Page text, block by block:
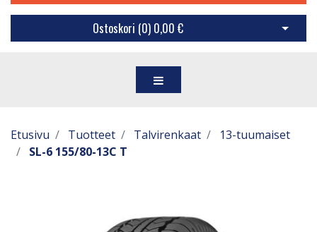
Ostoskori (0) 0,00 € Avaa
Etusivu Tuotteet Talvirenkaat
13-tuumaiset
SL-6 155/80-13C T